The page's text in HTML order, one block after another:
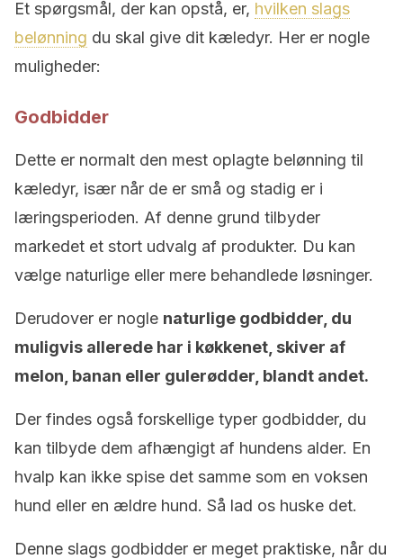
Et spørgsmål, der kan opstå, er, hvilken slags
belønning du skal give dit kæledyr. Her er nogle
muligheder:
Godbidder
Dette er normalt den mest oplagte belønning til
kæledyr, især når de er små og stadig er i
læringsperioden. Af denne grund tilbyder
markedet et stort udvalg af produkter. Du kan
vælge naturlige eller mere behandlede løsninger.
Derudover er nogle naturlige godbidder, du
muligvis allerede har i køkkenet, skiver af
melon, banan eller gulerødder, blandt andet.
Der findes også forskellige typer godbidder, du
kan tilbyde dem afhængigt af hundens alder. En
hvalp kan ikke spise det samme som en voksen
hund eller en ældre hund. Så lad os huske det.
Denne slags godbidder er meget praktiske, når du